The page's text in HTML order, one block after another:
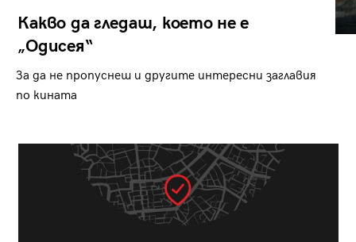
Какво да гледаш, което не е
„Одисея“
За да не пропуснеш и другите интересни заглавия
по кината